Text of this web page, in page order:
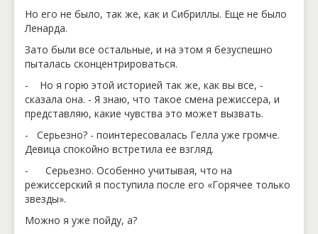
Но его не было, так же, как и Сибриллы. Еще не было
Ленарда.
Зато были все остальные, и на этом я безуспешно
пыталась сконцентрироваться.
- Но я горю этой историей так же, как вы все, -
сказала она. - Я знаю, что такое смена режиссера, и
представляю, какие чувства это может вызвать.
- Серьезно? - поинтересовалась Гелла уже громче.
Девица спокойно встретила ее взгляд.
- Серьезно. Особенно учитывая, что на
режиссерский я поступила после его «Горячее только
звезды».
Можно я уже пойду, а?